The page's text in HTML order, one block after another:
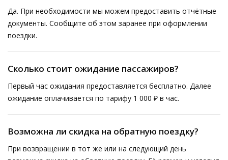
Да. При необходимости мы можем предоставить отчётные
документы. Сообщите об этом заранее при оформлении
поездки.
Сколько стоит ожидание пассажиров?
Первый час ожидания предоставляется бесплатно. Далее
ожидание оплачивается по тарифу 1 000 ₽ в час.
Возможна ли скидка на обратную поездку?
При возвращении в тот же или на следующий день